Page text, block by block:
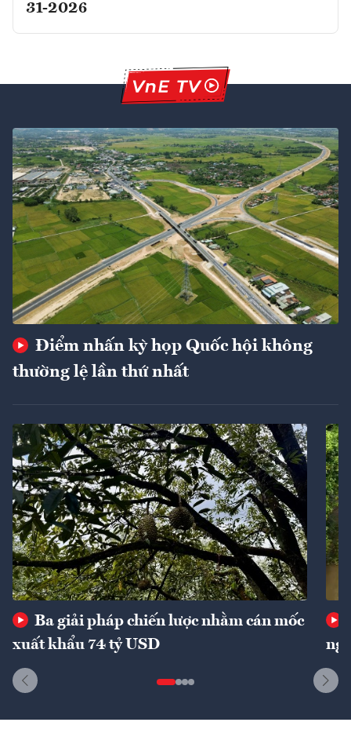
31-2026
Điểm nhấn kỳ họp Quốc hội không
thường lệ lần thứ nhất
Ba giải pháp chiến lược nhằm cán mốc
xuất khẩu 74 tỷ USD